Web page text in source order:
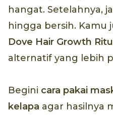
hangat. Setelahnya,
hingga bersih. Kamu
Dove Hair Growth
alternatif yang lebih
Begini cara pakai
kelapa agar hasilnya